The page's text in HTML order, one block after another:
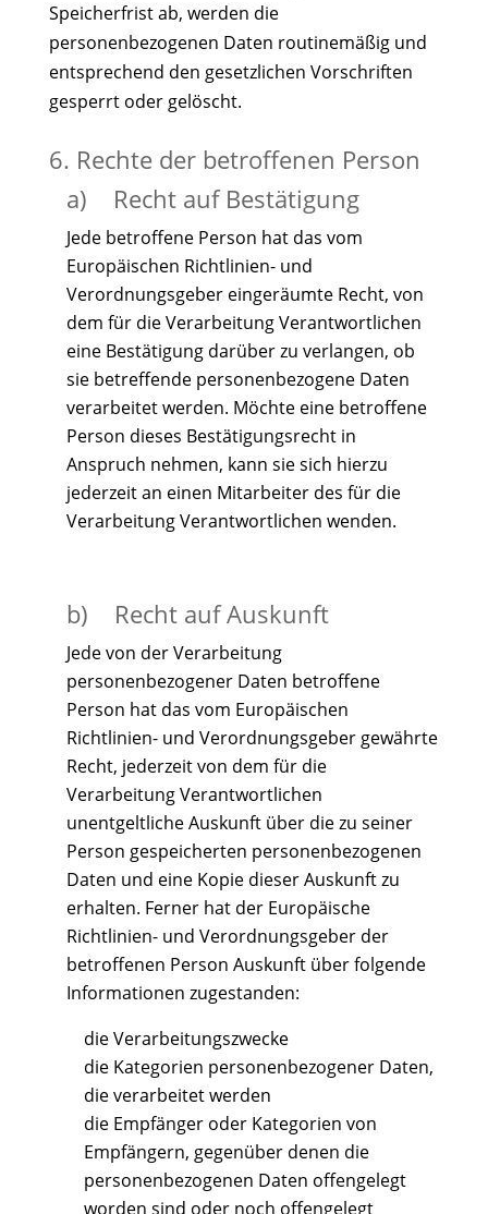
Speicherfrist ab, werden die
personenbezogenen Daten routinemäßig und
entsprechend den gesetzlichen Vorschriften
gesperrt oder gelöscht.
6. Rechte der betroffenen Person
a) Recht auf Bestätigung
Jede betroffene Person hat das vom
Europäischen Richtlinien- und
Verordnungsgeber eingeräumte Recht, von
dem für die Verarbeitung Verantwortlichen
eine Bestätigung darüber zu verlangen, ob
sie betreffende personenbezogene Daten
verarbeitet werden. Möchte eine betroffene
Person dieses Bestätigungsrecht in
Anspruch nehmen, kann sie sich hierzu
jederzeit an einen Mitarbeiter des für die
Verarbeitung Verantwortlichen wenden.
b) Recht auf Auskunft
Jede von der Verarbeitung
personenbezogener Daten betroffene
Person hat das vom Europäischen
Richtlinien- und Verordnungsgeber gewährte
Recht, jederzeit von dem für die
Verarbeitung Verantwortlichen
unentgeltliche Auskunft über die zu seiner
Person gespeicherten personenbezogenen
Daten und eine Kopie dieser Auskunft zu
erhalten. Ferner hat der Europäische
Richtlinien- und Verordnungsgeber der
betroffenen Person Auskunft über folgende
Informationen zugestanden:
die Verarbeitungszwecke
die Kategorien personenbezogener Daten,
die verarbeitet werden
die Empfänger oder Kategorien von
Empfängern, gegenüber denen die
personenbezogenen Daten offengelegt
worden sind oder noch offengelegt